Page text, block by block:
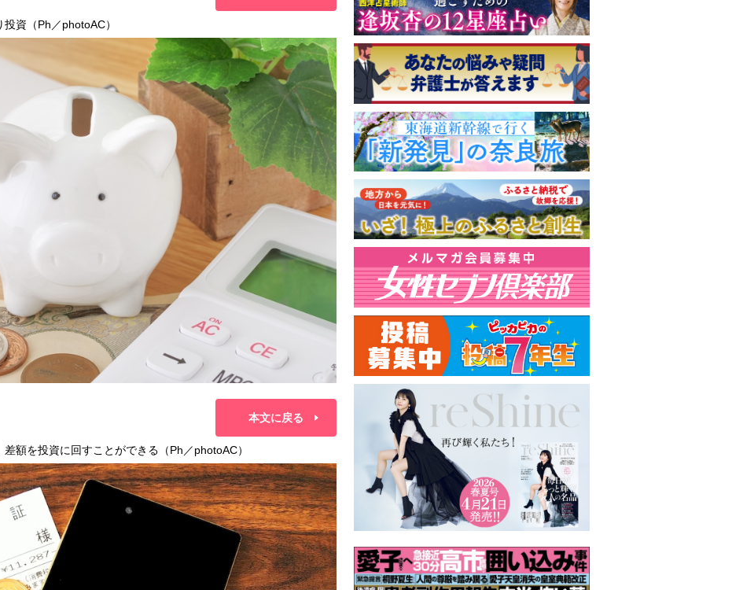
資（Ph／photoAC）
本文に戻る
額を投資に回すことができる（Ph／photoAC）